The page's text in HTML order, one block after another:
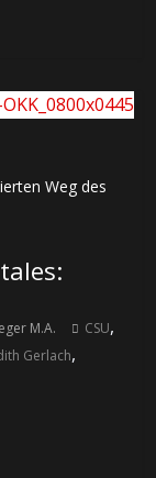
Weg des
M.A. CSU,
Gerlach,